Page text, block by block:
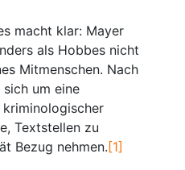
macht klar: Mayer
als Hobbes nicht
Mitmenschen. Nach
um eine
Textstellen zu
Bezug nehmen. [1]